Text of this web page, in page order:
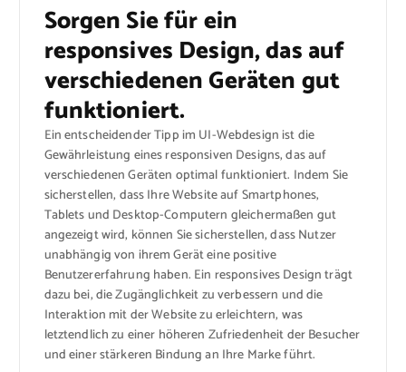
Sorgen Sie für ein
responsives Design, das auf
verschiedenen Geräten gut
funktioniert.
Ein entscheidender Tipp im UI-Webdesign ist die
Gewährleistung eines responsiven Designs, das auf
verschiedenen Geräten optimal funktioniert. Indem Sie
sicherstellen, dass Ihre Website auf Smartphones,
Tablets und Desktop-Computern gleichermaßen gut
angezeigt wird, können Sie sicherstellen, dass Nutzer
unabhängig von ihrem Gerät eine positive
Benutzererfahrung haben. Ein responsives Design trägt
dazu bei, die Zugänglichkeit zu verbessern und die
Interaktion mit der Website zu erleichtern, was
letztendlich zu einer höheren Zufriedenheit der Besucher
und einer stärkeren Bindung an Ihre Marke führt.